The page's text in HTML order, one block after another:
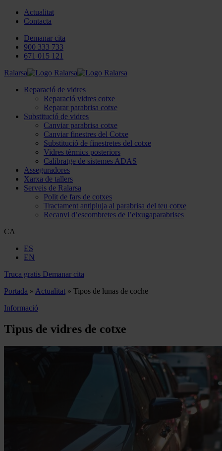
Actualitat
Contacta
Demanar cita
900 333 733
671 015 121
Ralarsa
Reparació de vidres
Reparació vidres cotxe
Reparar parabrisa cotxe
Substitució de vidres
Canviar parabrisa cotxe
Canviar finestres del Cotxe
Substitució de finestretes del cotxe
Vidres tèrmics posteriors
Calibratge de sistemes ADAS
Asseguradores
Xarxa de tallers
Serveis de Ralarsa
Polit de fars de cotxes
Tractament antipluja al parabrisa del teu cotxe
Recanvi d’escombretes de l’eixugaparabrises
CA
ES
EN
Truca gratis Demanar cita
Portada » Actualitat » Tipos de lunas de coche
Informació
Tipus de vidres de cotxe